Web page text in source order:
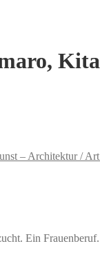
– Architektur /
Ein Frauenberuf.